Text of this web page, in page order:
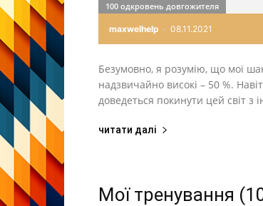
maxwelhelp - 08.11.2021
100 одкровень довгожителя
Безумовно, я розумію, що мої
надзвичайно високі – 50 %.
доведеться покинути цей світ з
читати далі
Мої тренування